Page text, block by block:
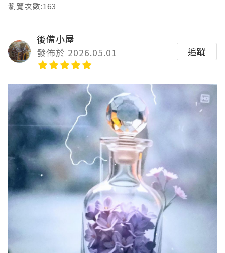
瀏覽次數:163
後備小屋
發佈於 2026.05.01
追蹤